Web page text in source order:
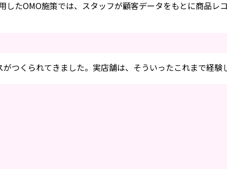
たOMO施策では、スタッフが顧客データをもとに商品
つくられてきました。実店舗は、そういったこれまで経